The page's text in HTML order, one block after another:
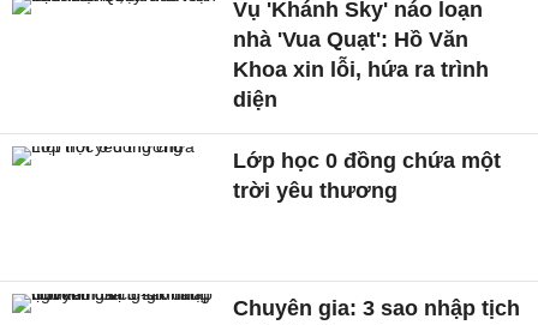
Vụ 'Khánh Sky' náo loạn
nhà 'Vua Quạt': Hồ Văn
Khoa xin lỗi, hứa ra trình
diện
Lớp học 0 đồng chứa một
trời yêu thương
Chuyên gia: 3 sao nhập tịch